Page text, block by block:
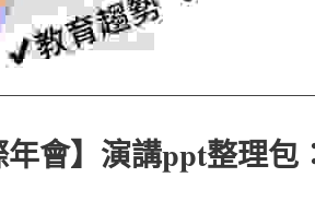
年會】演講ppt整理